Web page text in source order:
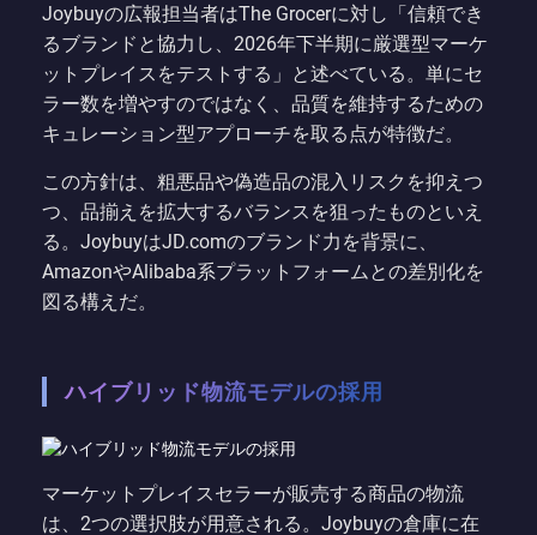
Joybuyの広報担当者はThe Grocerに対し「信頼でき
るブランドと協力し、2026年下半期に厳選型マーケ
ットプレイスをテストする」と述べている。単にセ
ラー数を増やすのではなく、品質を維持するための
キュレーション型アプローチを取る点が特徴だ。
この方針は、粗悪品や偽造品の混入リスクを抑えつ
つ、品揃えを拡大するバランスを狙ったものといえ
る。JoybuyはJD.comのブランド力を背景に、
AmazonやAlibaba系プラットフォームとの差別化を
図る構えだ。
ハイブリッド物流モデルの採用
マーケットプレイスセラーが販売する商品の物流
は、2つの選択肢が用意される。Joybuyの倉庫に在